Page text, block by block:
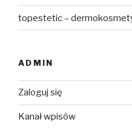
topestetic –
ADMIN
Zaloguj się
Kanał wpisów